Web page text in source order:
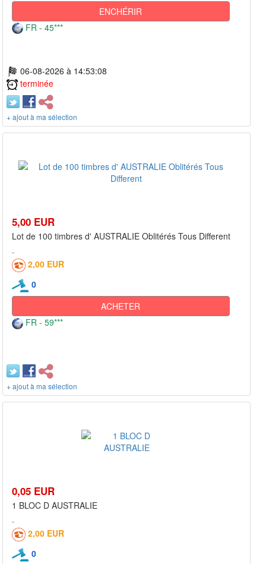
ENCHÉRIR
FR - 45***
06-08-2026 à 14:53:08
terminée
+ ajout à ma sélection
5,00 EUR
Lot de 100 timbres d' AUSTRALIE Oblitérés Tous Different
2,00 EUR
0
ACHETER
FR - 59***
+ ajout à ma sélection
0,05 EUR
1 BLOC D AUSTRALIE
2,00 EUR
0